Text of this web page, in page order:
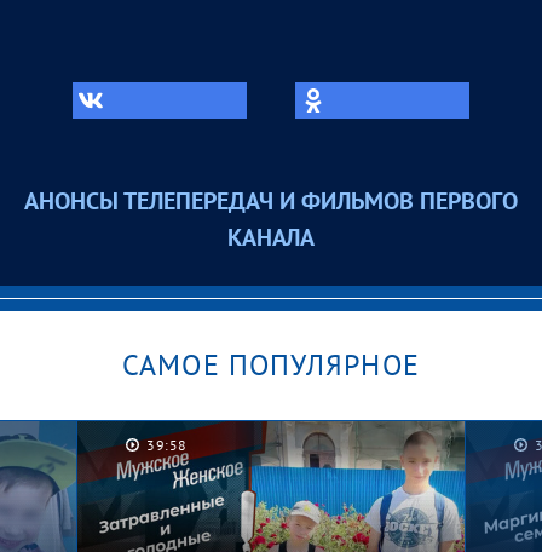
АНОНСЫ ТЕЛЕПЕРЕДАЧ И ФИЛЬМОВ ПЕРВОГО
КАНАЛА
САМОЕ ПОПУЛЯРНОЕ
39:58